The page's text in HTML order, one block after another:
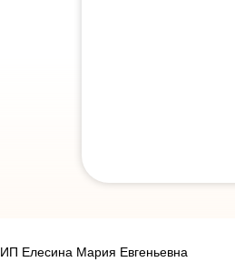
ИП Елесина Мария Евгеньевна